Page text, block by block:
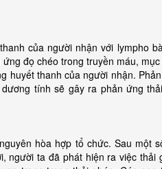
của người nhận với lympho
đọ chéo trong truyền máu,
huyết thanh của người nhận.
tính sẽ gây ra phản ứng
hòa hợp tổ chức. Sau một
người ta đã phát hiện ra việc thải